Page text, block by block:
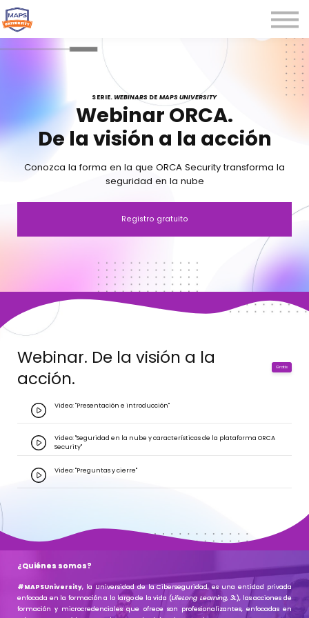
Iniciar sesión
Registrarse
SERIE. WEBINARS DE MAPS UNIVERSITY
Webinar ORCA.
De la visión a la acción
Conozca la forma en la que ORCA Security transforma la
seguridad en la nube
Registro gratuito
Webinar. De la visión a la
acción.
Gratis
Video: "Presentación e introducción"
Video: "Seguridad en la nube y características de la plataforma ORCA
Security"
Video: "Preguntas y cierre"
¿Quiénes somos?
#MAPSUniversity, la Universidad de la Ciberseguridad, es una entidad privada
enfocada en la formación a lo largo de la vida (LifeLong Learning, 3L), las acciones de
formación y microcredenciales que ofrece son profesionalizantes, enfocadas en